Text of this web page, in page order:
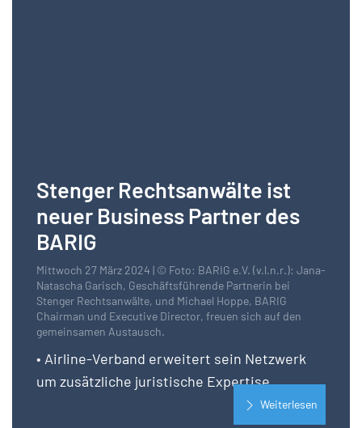
Stenger Rechtsanwälte ist
neuer Business Partner des
BARIG
Mittwoch 27 März 2024 | © Foto: BARIG e.V. (v.l.n.r.): Jana-
Natascha Garisch, Geschäftsführende Partnerin bei
Stenger Rechtsanwälte, und Michael Hoppe, BARIG
Chairman und Executive Director, freuen sich auf den
gemeinsamen Austausch.
• Airline-Verband erweitert sein Netzwerk
um zusätzliche juristische Expertise
Weiterlesen